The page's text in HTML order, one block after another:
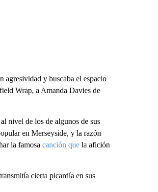
agresividad y buscaba el espacio
Wrap, a Amanda Davies de
nivel de los de algunos de sus
en Merseyside, y la razón
la famosa canción quela afición
cierta picardía en sus